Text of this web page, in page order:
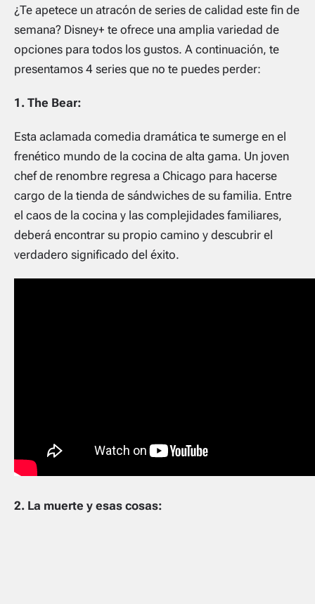
¿Te apetece un atracón de series de calidad este fin de
semana? Disney+ te ofrece una amplia variedad de
opciones para todos los gustos. A continuación, te
presentamos 4 series que no te puedes perder:
1. The Bear:
Esta aclamada comedia dramática te sumerge en el
frenético mundo de la cocina de alta gama. Un joven
chef de renombre regresa a Chicago para hacerse
cargo de la tienda de sándwiches de su familia. Entre
el caos de la cocina y las complejidades familiares,
deberá encontrar su propio camino y descubrir el
verdadero significado del éxito.
2. La muerte y esas cosas: